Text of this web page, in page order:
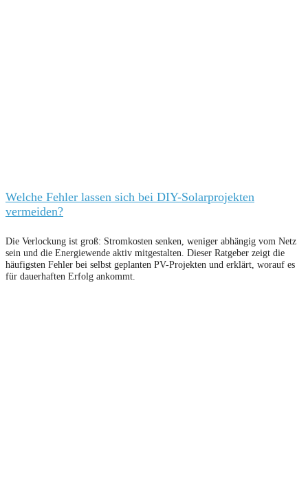
Welche Fehler lassen sich bei DIY-Solarprojekten
vermeiden?
Die Verlockung ist groß: Stromkosten senken, weniger abhängig vom Netz
sein und die Energiewende aktiv mitgestalten. Dieser Ratgeber zeigt die
häufigsten Fehler bei selbst geplanten PV-Projekten und erklärt, worauf es
für dauerhaften Erfolg ankommt.